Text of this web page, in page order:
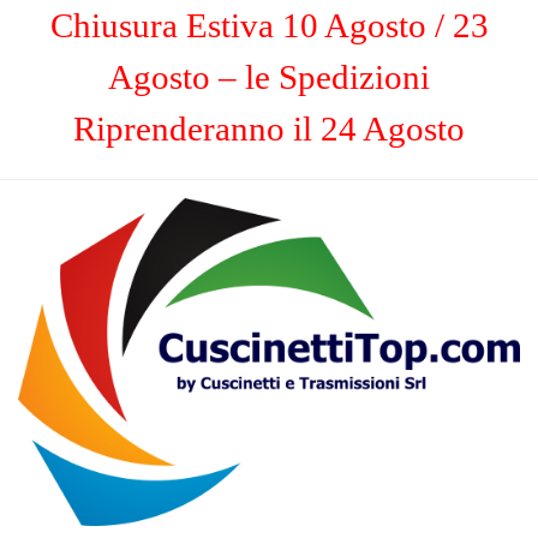
Chiusura Estiva 10 Agosto / 23
Agosto – le Spedizioni
Riprenderanno il 24 Agosto